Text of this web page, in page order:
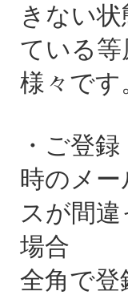
きない
ている
様々です
・ご登
時のメ
スが間
場合
全角で